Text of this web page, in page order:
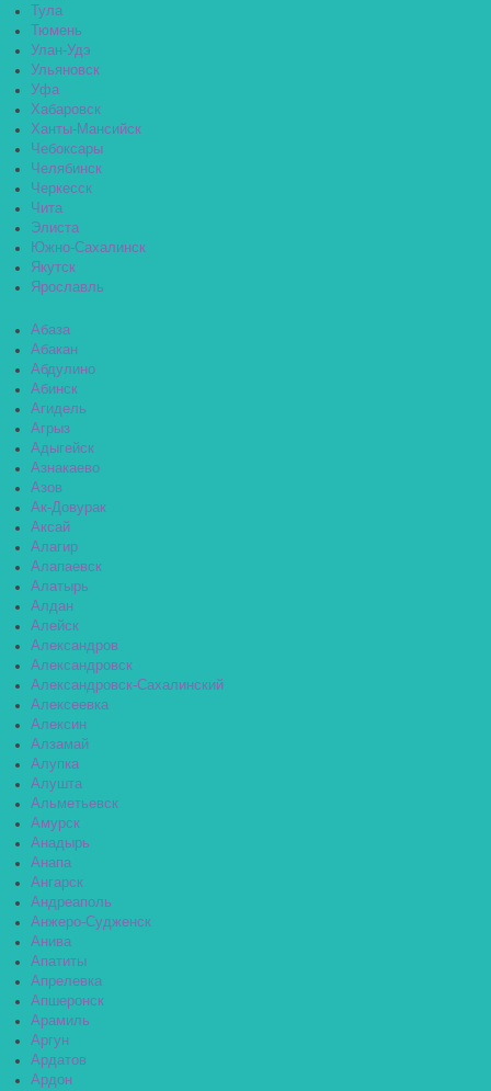
Тула
Тюмень
Улан-Удэ
Ульяновск
Уфа
Хабаровск
Ханты-Мансийск
Чебоксары
Челябинск
Черкесск
Чита
Элиста
Южно-Сахалинск
Якутск
Ярославль
Абаза
Абакан
Абдулино
Абинск
Агидель
Агрыз
Адыгейск
Азнакаево
Азов
Ак-Довурак
Аксай
Алагир
Алапаевск
Алатырь
Алдан
Алейск
Александров
Александровск
Александровск-Сахалинский
Алексеевка
Алексин
Алзамай
Алупка
Алушта
Альметьевск
Амурск
Анадырь
Анапа
Ангарск
Андреаполь
Анжеро-Судженск
Анива
Апатиты
Апрелевка
Апшеронск
Арамиль
Аргун
Ардатов
Ардон